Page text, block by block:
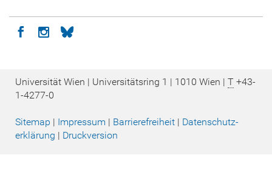
Icon facebook
Icon instagram
Icon bluesky
Universität Wien | Universitätsring 1 | 1010 Wien | T +43-
1-4277-0
Sitemap | Impressum | Barrierefreiheit | Datenschutz­
erklärung | Druckversion